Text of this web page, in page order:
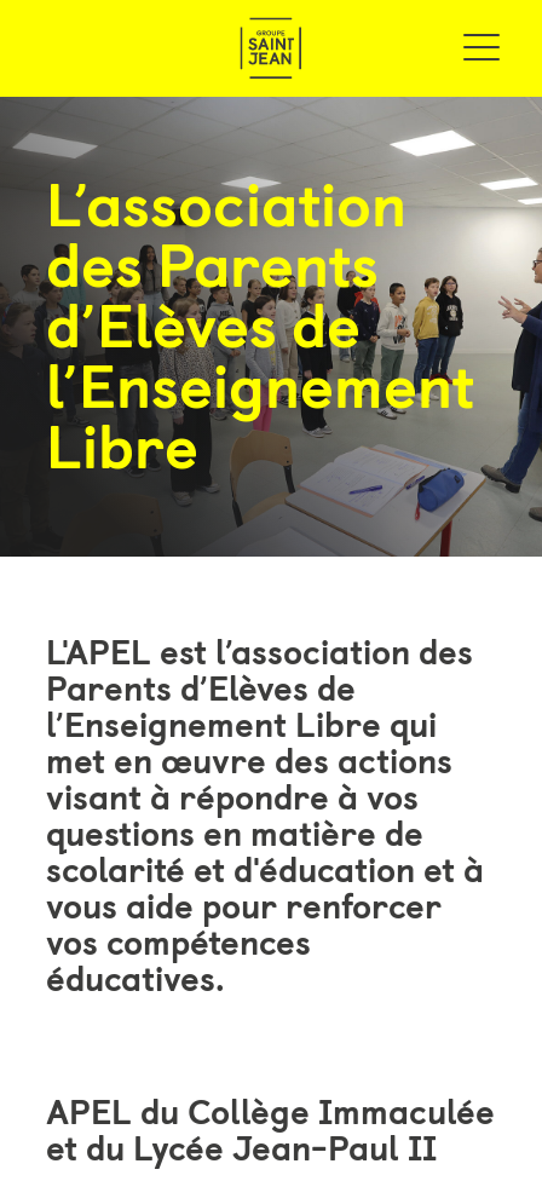
L’association
des Parents
d’Elèves de
l’Enseignement
Libre
L'APEL est l’association des
Parents d’Elèves de
l’Enseignement Libre qui
met en œuvre des actions
visant à répondre à vos
questions en matière de
scolarité et d'éducation et à
vous aide pour renforcer
vos compétences
éducatives.
APEL du Collège Immaculée
et du Lycée Jean-Paul II